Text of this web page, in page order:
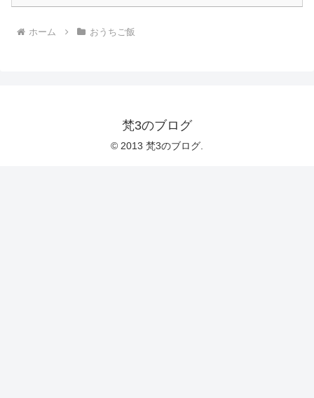
ホーム おうちご飯
梵3のブログ
© 2013 梵3のブログ.